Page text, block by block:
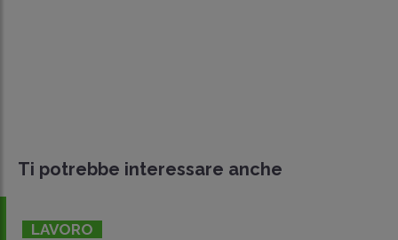
Ti potrebbe interessare anche
LAVORO